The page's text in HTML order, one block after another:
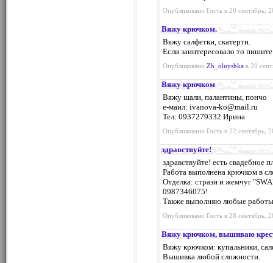
Опубликовано Гость в 20 сентябрь,
Вяжу крючком.
Вяжу салфетки, скатерти.
Если заинтересовало то
Опубликовано Zh_oluyshka в 20
Вяжу крючком
Вяжу шали, палантины, пончо
е-маил: ivanova-ko@mail.ru
Тел: 0937279332 Ирина
Опубликовано Гость в 22 сентябрь,
здравствуйте!
здравствуйте! есть свадебное
Работа выполнена крючком в
Отделка: стрази и жемчуг
0987346075!
Также выполняю любые работы
Опубликовано Гость в 28 сентябрь,
Вяжу крючком, вышиваю
Вяжу крючком: купальники,
Вышивка любой сложности.